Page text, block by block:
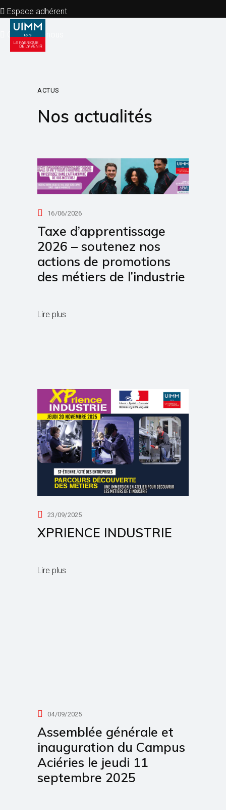
Espace adhérent
Contactez-nous
ACTUS
Nos actualités
16/06/2026
Taxe d’apprentissage
2026 – soutenez nos
actions de promotions
des métiers de l’industrie
Lire plus
23/09/2025
XPRIENCE INDUSTRIE
Lire plus
04/09/2025
Assemblée générale et
inauguration du Campus
Aciéries le jeudi 11
septembre 2025